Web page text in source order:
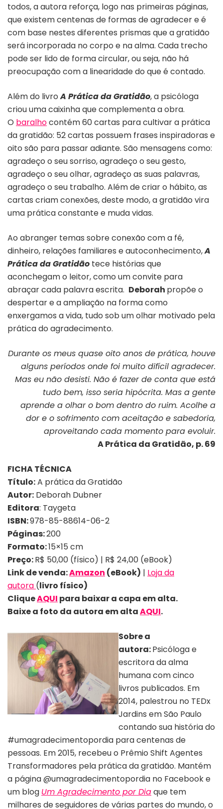
todos, a autora reforça, logo nas primeiras páginas,
que existem centenas de formas de agradecer e é
com base nestes diferentes prismas que a gratidão
será incorporada no corpo e na alma. Cada trecho
pode ser lido de forma circular, ou seja, não há
preocupação com a linearidade do que é contado.
Além do livroA Prática da Gratidão, a psicóloga
criou uma caixinha que complementa a obra.
O baralhocontém 60 cartas para cultivar a prática
da gratidão: 52 cartas possuem frases inspiradoras e
oito são para passar adiante. São mensagens como:
agradeço o seu sorriso, agradeço o seu gesto,
agradeço o seu olhar, agradeço as suas palavras,
agradeço o seu trabalho. Além de criar o hábito, as
cartas criam conexões, deste modo, a gratidão vira
uma prática constante e muda vidas.
Ao abranger temas sobre conexão com a fé,
dinheiro, relações familiares e autoconhecimento,A
Prática da Gratidão tece histórias que
aconchegam o leitor, como um convite para
abraçar cada palavra escrita. Deborah propõe o
despertar e a ampliação na forma como
enxergamos a vida, tudo sob um olhar motivado pela
prática do agradecimento.
Durante os meus quase oito anos de prática, houve
alguns períodos onde foi muito difícil agradecer.
Mas eu não desisti. Não é fazer de conta que está
tudo bem, isso seria hipócrita. Mas a gente
aprende a olhar o bom dentro do ruim. Acolhe a
dor e o sofrimento com aceitação e sabedoria,
aproveitando cada momento para evoluir.
A Prática da Gratidão, p. 69
FICHA TÉCNICA
Título:A prática da Gratidão
Autor: Deborah Dubner
Editora: Taygeta
ISBN:978-85-88614-06-2
Páginas:200
Formato:15×15 cm
Preço:R$ 50,00 (físico) | R$ 24,00 (eBook)
Link de venda:Amazon (eBook) | Loja da
autora (livro físico)
CliqueAQUI para baixar a capa em alta.
Baixe a foto da autora em altaAQUI.
Sobre a
autora:Psicóloga e
escritora da alma
humana com cinco
livros publicados. Em
2014, palestrou no TEDx
Jardins em São Paulo
contando sua história do
#umagradecimentopordia para centenas de
pessoas. Em 2015, recebeu o Prêmio Shift Agentes
Transformadores pela prática da gratidão. Mantém
a página @umagradecimentopordia no Facebook e
um blog Um Agradecimento por Diaque tem
milhares de seguidores de várias partes do mundo, o